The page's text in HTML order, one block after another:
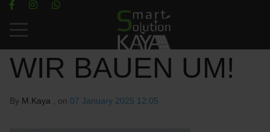
Mobile Menu Toggle
WIR BAUEN UM!
By M.Kaya , on 07 January 2025 12:05